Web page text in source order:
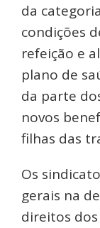
da
condições
refeição e
plano de
da parte
novos
filhas das
Os
gerais na
direitos